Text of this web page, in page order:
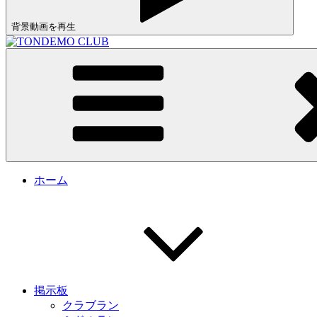
背景動画を再生
TONDEMO CLUB
トンデモクラブ公式サイト
ホーム
掲示板
クラブラン